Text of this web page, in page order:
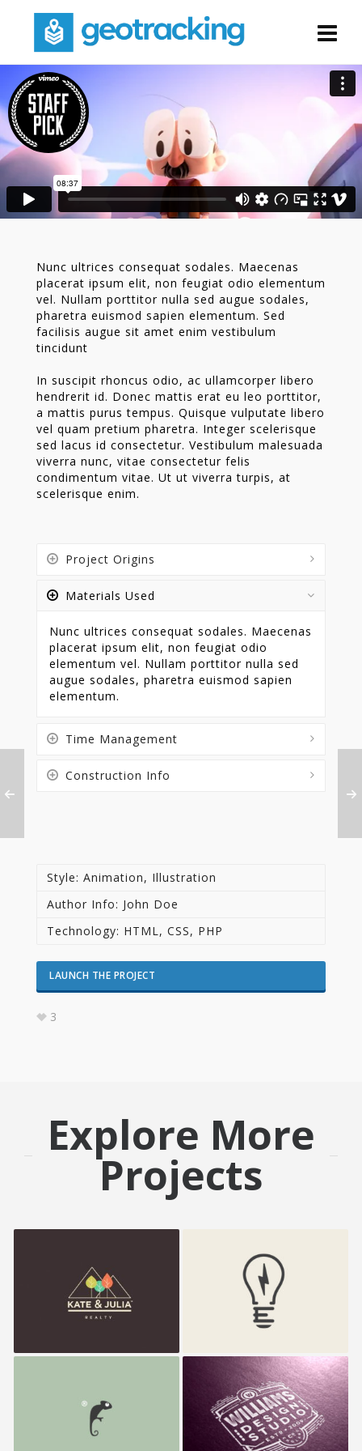
Nunc ultrices consequat sodales. Maecenas
placerat ipsum elit, non feugiat odio elementum
vel. Nullam porttitor nulla sed augue sodales,
pharetra euismod sapien elementum. Sed
facilisis augue sit amet enim vestibulum
tincidunt
In suscipit rhoncus odio, ac ullamcorper libero
hendrerit id. Donec mattis erat eu leo porttitor,
a mattis purus tempus. Quisque vulputate libero
vel quam pretium pharetra. Integer scelerisque
sed lacus id consectetur. Vestibulum malesuada
viverra nunc, vitae consectetur felis
condimentum vitae. Ut ut viverra turpis, at
scelerisque enim.
Project Origins
Materials Used
Nunc ultrices consequat sodales. Maecenas
placerat ipsum elit, non feugiat odio
elementum vel. Nullam porttitor nulla sed
augue sodales, pharetra euismod sapien
elementum.
Time Management
Construction Info
Style: Animation, Illustration
Author Info: John Doe
Technology: HTML, CSS, PHP
LAUNCH THE PROJECT
3
Explore More
Projects
K&J Reality Electrik Bulb
Frenzo Williams Studio